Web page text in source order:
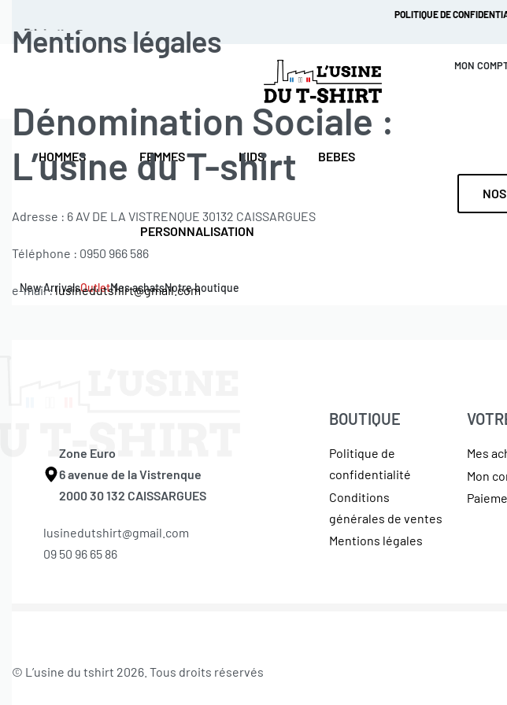
POLITIQUE DE
MON
HOMMES FEMMES KIDS BEBES
PERSONNALISATION
New ArrivalsOutletMes achatsNotre boutique
Mentions légales
Dénomination Sociale :
L’usine du T-shirt
Adresse : 6 AV DE LA VISTRENQUE 30132 CAISSARGUES
Téléphone : 0950 966 586
e-mail :lusinedutshirt@gmail.com
Zone Euro
6 avenue de la Vistrenque
2000 30 132 CAISSARGUES
lusinedutshirt@gmail.com
09 50 96 65 86
BOUTIQUE
Politique de
confidentialité
Conditions
générales de ventes
Mentions légales
Mes
Mon
© L’usine du tshirt 2026. Tous droits réservés